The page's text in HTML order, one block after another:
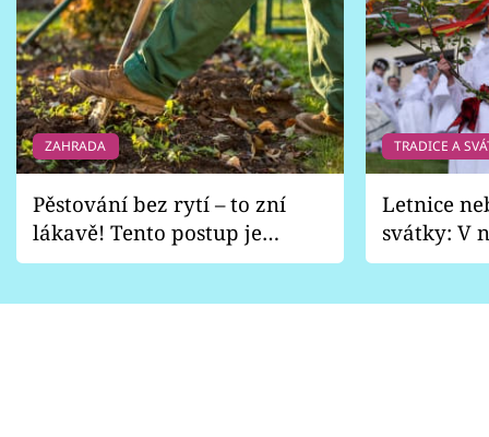
ZAHRADA
Pěstování bez rytí – to zní
lákavě! Tento postup je
vhodný jen pro některé
TRADICE A
Letnice
svátky: V
pondělí